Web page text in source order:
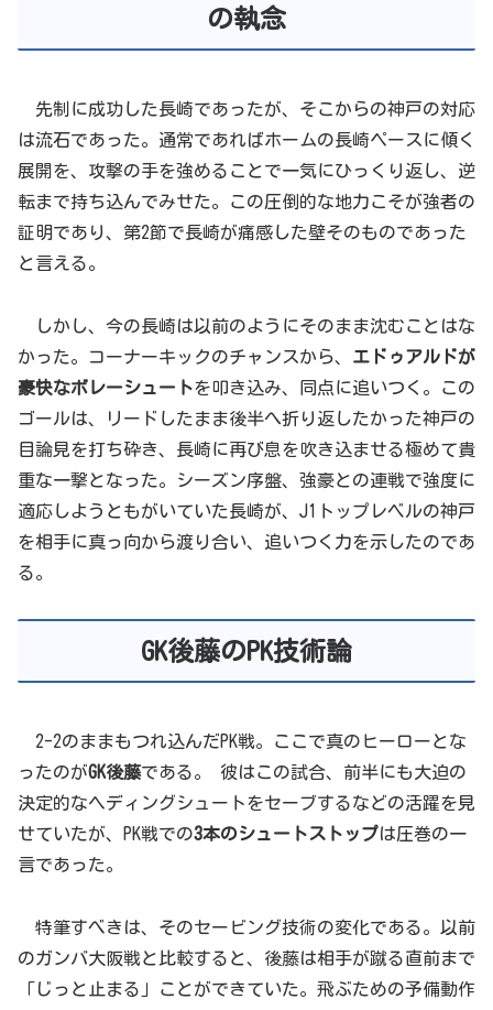
の執念
先制に成功した長崎であったが、そこからの神戸の対応
は流石であった。通常であればホームの長崎ペースに傾く
展開を、攻撃の手を強めることで一気にひっくり返し、逆
転まで持ち込んでみせた。この圧倒的な地力こそが強者の
証明であり、第2節で長崎が痛感した壁そのものであった
と言える。
しかし、今の長崎は以前のようにそのまま沈むことはな
かった。コーナーキックのチャンスから、 エドゥアルドが
豪快なボレーシュートを叩き込み、同点に追いつく。この
ゴールは、リードしたまま後半へ折り返したかった神戸の
目論見を打ち砕き、長崎に再び息を吹き込ませる極めて貴
重な一撃となった。シーズン序盤、強豪との連戦で強度に
適応しようともがいていた長崎が、J1トップレベルの神戸
を相手に真っ向から渡り合い、追いつく力を示したのであ
る。
GK後藤のPK技術論
2-2のままもつれ込んだPK戦。ここで真のヒーローとな
ったのがGK後藤である。 彼はこの試合、前半にも大迫の
決定的なヘディングシュートをセーブするなどの活躍を見
せていたが、PK戦での3本のシュートストップは圧巻の一
言であった。
特筆すべきは、そのセービング技術の変化である。以前
のガンバ大阪戦と比較すると、後藤は相手が蹴る直前まで
「じっと止まる」ことができていた。飛ぶための予備動作